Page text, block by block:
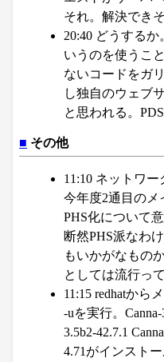
それ。解決でき
20:40 どうする
いうのを使うこ
ないコードをガ
し独自のウェブ
と思われる。
■ その他
11:10 ネットワ
今年度2通目のメ
PHS化について
断然PHS派なわ
もいかがなもの
としては流行っ
11:15 redhatから
-uを実行。Canna-
3.5b2-42.7.1
4.71がインストー